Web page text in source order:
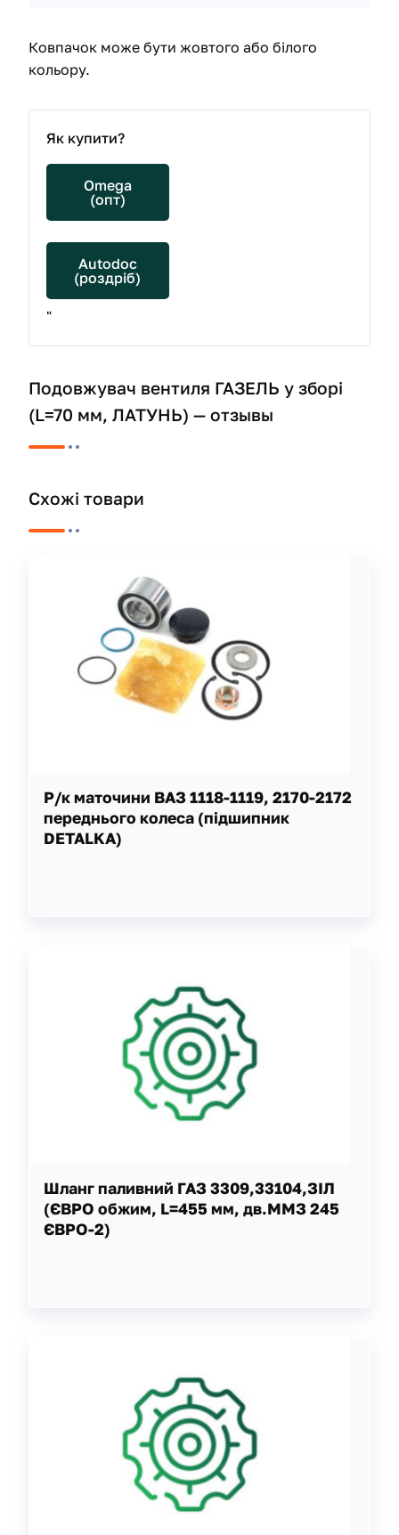
Ковпачок може бути жовтого або білого
кольору.
Як купити?
Omega
(опт)
Autodoc
(роздріб)
"
Подовжувач вентиля ГАЗЕЛЬ у зборі
(L=70 мм, ЛАТУНЬ) — отзывы
Схожі товари
Р/к маточини ВАЗ 1118-1119, 2170-2172
переднього колеса (підшипник
DETALKA)
Шланг паливний ГАЗ 3309,33104,ЗІЛ
(ЄВРО обжим, L=455 мм, дв.ММЗ 245
ЄВРО-2)